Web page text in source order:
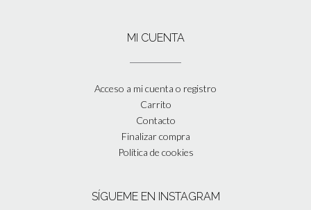
MI CUENTA
Acceso a mi cuenta o registro
Carrito
Contacto
Finalizar compra
Política de cookies
SÍGUEME EN INSTAGRAM